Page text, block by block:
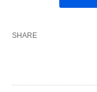
SHARE